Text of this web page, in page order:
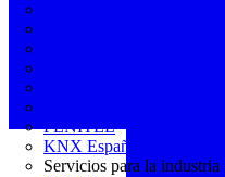
FENITEL
KNX España
Servicios para la industria